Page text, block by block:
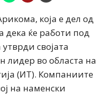
која е дел од
дека ќе работи под
својата
лидер во областа на
(ИТ). Компаниите
на наменски